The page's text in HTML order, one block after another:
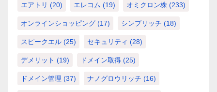
エアトリ (20) エレコム (19) オミクロン株 (233)
オンラインショッピング (17) シンプリッチ (18)
スピークエル (25) セキュリティ (28)
デメリット (19) ドメイン取得 (25)
ドメイン管理 (37) ナノグロウリッチ (16)